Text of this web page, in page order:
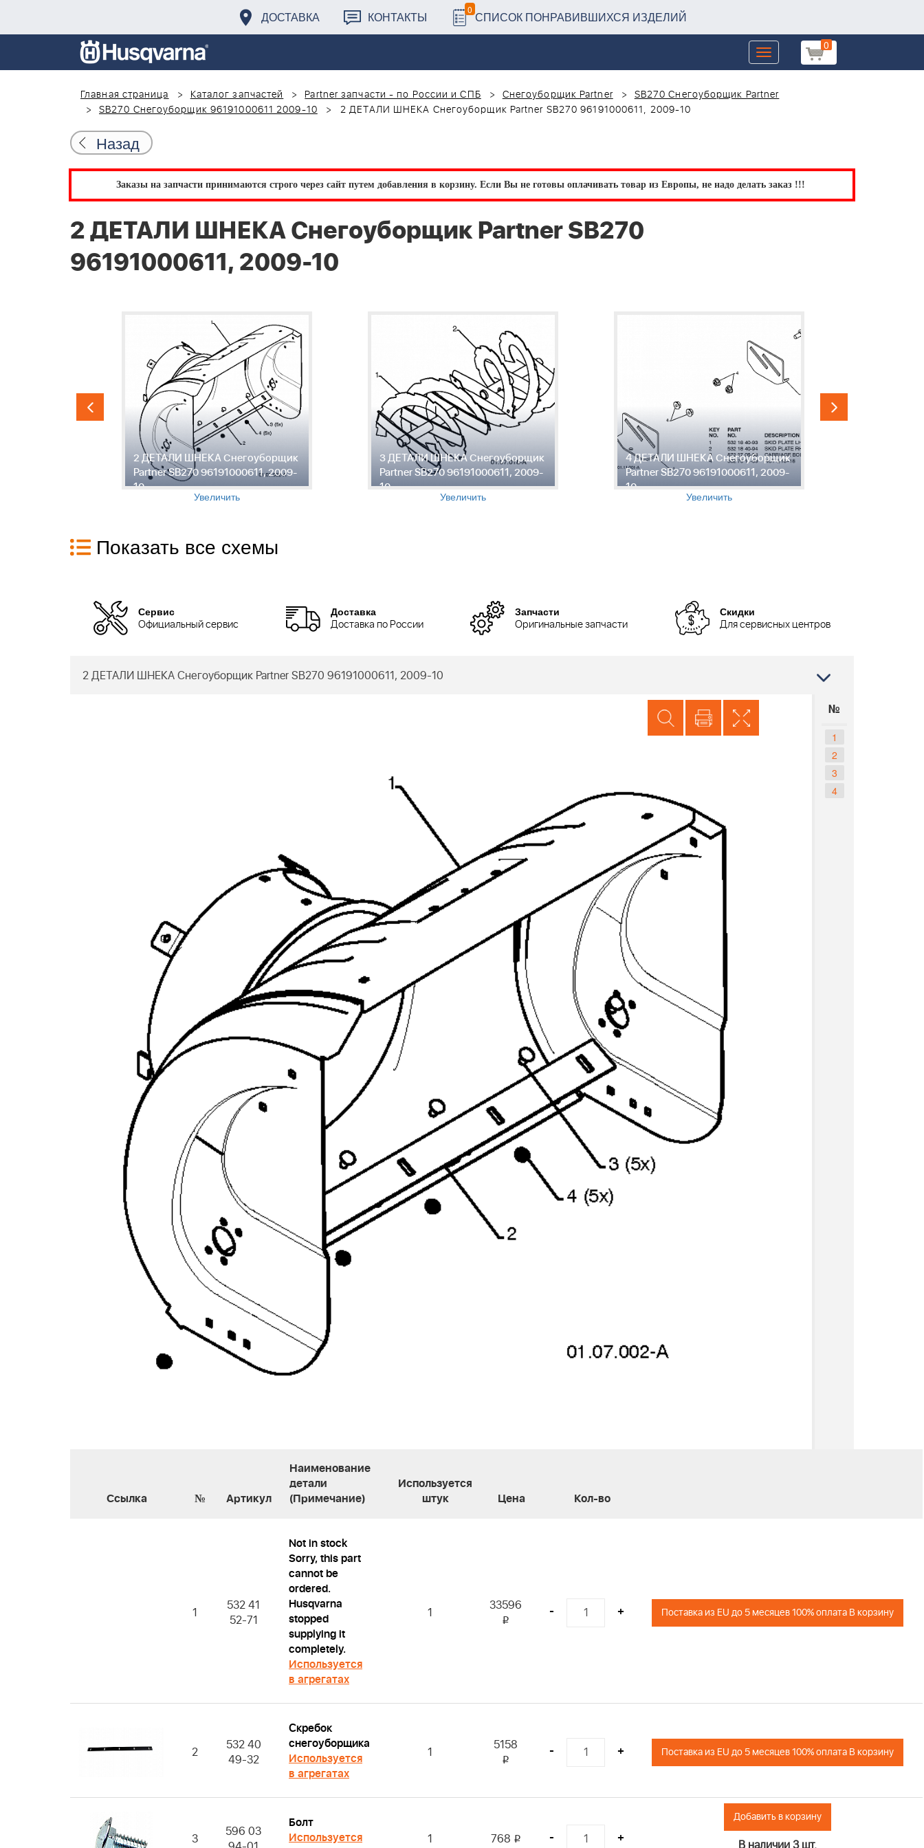
ДОСТАВКА КОНТАКТЫ 0 СПИСОК ПОНРАВИВШИХСЯ ИЗДЕЛИЙ
0
Toggle
navigation
Главная страница
Каталог запчастей Partner запчасти - по России и СПБ Снегоуборщик Partner
SB270 Снегоуборщик Partner
SB270 Снегоуборщик 96191000611 2009-10
2 ДЕТАЛИ ШНЕКА Снегоуборщик Partner SB270 96191000611, 2009-10
Назад
Заказы на запчасти принимаются строго через сайт путем добавления в корзину. Если Вы не готовы оплачивать товар из Европы, не надо делать заказ !!!
2 ДЕТАЛИ ШНЕКА Снегоуборщик Partner SB270
96191000611, 2009-10
2 ДЕТАЛИ ШНЕКА Снегоуборщик
Partner SB270 96191000611, 2009-
10
Увеличить
3 ДЕТАЛИ ШНЕКА Снегоуборщик
Partner SB270 96191000611, 2009-
10
Увеличить
4 ДЕТАЛИ ШНЕКА Снегоуборщик
Partner SB270 96191000611, 2009-
10
Увеличить
Показать все схемы
Сервис
Официальный сервис
Доставка
Доставка по России
Запчасти
Оригинальные запчасти
Скидки
Для сервисных центров
2 ДЕТАЛИ ШНЕКА Снегоуборщик Partner SB270 96191000611, 2009-10
№
1
2
3
4
Ссылка № Артикул
Наименование
детали
(Примечание)
Используется
штук
Цена Кол-во
1
532 41
52-71
Not in stock
Sorry, this part
cannot be
ordered.
Husqvarna
stopped
supplying it
completely.
Используется
в агрегатах
1 33596
i
- + Поставка из EU до 5 месяцев 100% оплата В корзину
2
532 40
49-32
Скребок
снегоуборщика
Используется
в агрегатах
1 5158
i
- + Поставка из EU до 5 месяцев 100% оплата В корзину
3
596 03
Болт
Используется
1 768 i - +
Добавить в корзину